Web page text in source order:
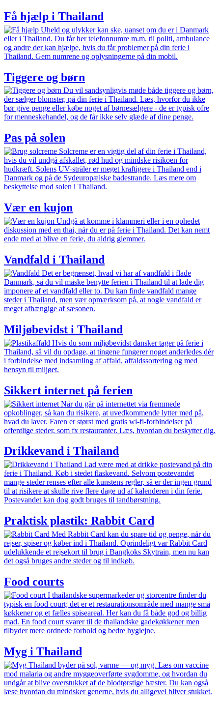
Få hjælp i Thailand
Uheld og ulykker kan ske, uanset om du er i Danmark
eller i Thailand. Du får her telefonnumre m.m. til politi, ambulance
og andre der kan hjælpe, hvis du får problemer på din ferie i
Thailand. Gem numrene og oplysningerne på din mobil.
Tiggere og børn
Du vil sandsynligvis møde både tiggere og børn,
der sælger blomster, på din ferie i Thailand. Læs, hvorfor du ikke
bør give penge eller købe noget af børnesælgere - de er typisk ofre
for menneskehandel, og de får ikke selv glæde af dine penge.
Pas på solen
Solcreme er en vigtig del af din ferie i Thailand,
hvis du vil undgå afskallet, rød hud og mindske risikoen for
hudkræft. Solens UV-stråler er meget kraftigere i Thailand end i
Danmark og på de Sydeuropæiske badestrande. Læs mere om
beskyttelse mod solen i Thailand.
Vær en kujon
Undgå at komme i klammeri eller i en ophedet
diskussion med en thai, når du er på ferie i Thailand. Det kan nemt
ende med at blive en ferie, du aldrig glemmer.
Vandfald i Thailand
Det er begrænset, hvad vi har af vandfald i flade
Danmark, så du vil måske benytte ferien i Thailand til at lade dig
imponere af et vandfald eller to. Du kan finde vandfald mange
steder i Thailand, men vær opmærksom på, at nogle vandfald er
meget afhængige af sæsonen.
Miljøbevidst i Thailand
Hvis du som miljøbevidst dansker tager på ferie i
Thailand, så vil du opdage, at tingene fungerer noget anderledes dér
i forbindelse med indsamling af affald, affaldssortering og med
hensyn til miljøet.
Sikkert internet på ferien
Når du går på internettet via fremmede
opkoblinger, så kan du risikere, at uvedkommende lytter med på,
hvad du laver. Faren er størst med gratis wi-fi-forbindelser på
offentlige steder, som fx restauranter. Læs, hvordan du beskytter dig.
Drikkevand i Thailand
Lad være med at drikke postevand på din
ferie i Thailand. Køb i stedet flaskevand. Selvom postevandet
mange steder renses efter alle kunstens regler, så er der ingen grund
til at risikere at skulle rive flere dage ud af kalenderen i din ferie.
Postevandet kan dog godt bruges til tandbørstning.
Praktisk plastik: Rabbit Card
Med Rabbit Card kan du spare tid og penge, når du
rejser, spiser og køber ind i Thailand. Oprindeligt var Rabbit Card
udelukkende et rejsekort til brug i Bangkoks Skytrain, men nu kan
det også bruges andre steder og til indkøb.
Food courts
I thailandske super­markeder og stor­centre finder du
typisk en food court; det er et restaurations­område med mange små
køkkener og et fælles spise­areal. Her kan du få både god og billig
mad. En food court svarer til de thailandske gadekøkkener men
tilbyder mere ordnede forhold og bedre hygiejne.
Myg i Thailand
Thailand byder på sol, varme — og myg. Læs om vaccine
mod malaria og andre myggeoverførte sygdomme, og hvordan du
undgår at blive overstukket af de blodtørstige bæster. Du kan også
læse hvordan du mindsker generne, hvis du alligevel bliver stukket.